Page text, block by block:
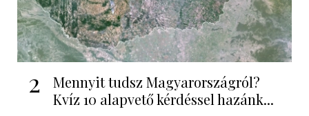
2
Mennyit tudsz Magyarországról?
Kvíz 10 alapvető kérdéssel hazánk...